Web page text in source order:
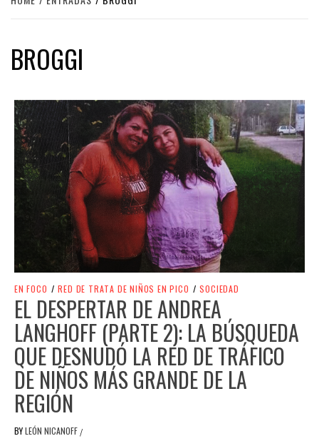
BROGGI
EN FOCO / RED DE TRATA DE NIÑOS EN PICO / SOCIEDAD
EL DESPERTAR DE ANDREA
LANGHOFF (PARTE 2): LA BÚSQUEDA
QUE DESNUDÓ LA RED DE TRÁFICO
DE NIÑOS MÁS GRANDE DE LA
REGIÓN
BYLEÓN NICANOFF /